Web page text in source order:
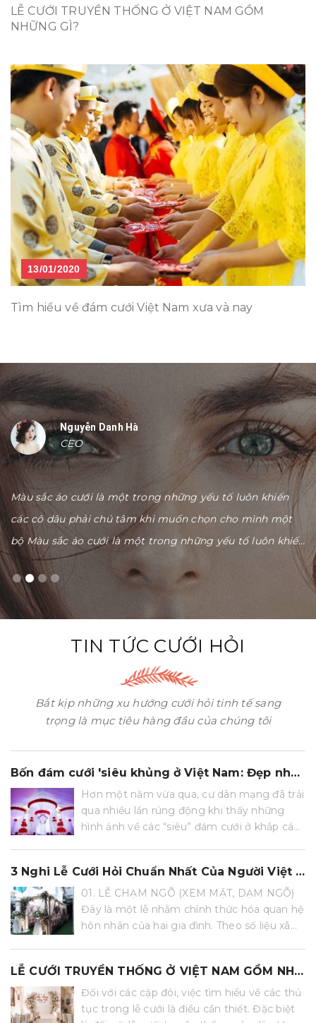
LỄ CƯỚI TRUYỀN THỐNG Ở VIỆT NAM GỒM
NHỮNG GÌ?
13/01/2020
Tìm hiểu về đám cưới Việt Nam xưa và nay
Nguyễn Danh Hà
CEO
Màu sắc áo cưới là một trong những yếu tố luôn khiến
các cô dâu phải chú tâm khi muốn chọn cho mình một
bộ Màu sắc áo cưới là một trong những yếu tố luôn khiến
các cô dâu phải chú tâm khi muốn chọn cho mình một
bộ mình một bộ
TIN TỨC CƯỚI HỎI
Bắt kịp những xu hướng cưới hỏi tinh tế sang
trọng là mục tiêu hàng đầu của chúng tôi
Bốn đám cưới 'siêu khủng ở Việt Nam: Đẹp như mơ, tiền chi như... nước
Hơn một năm vừa qua, cư dân mạng đã trải
qua nhiều lần rúng động khi thấy những
hình ảnh về các “siêu” đám cưới ở khắp các
3 Nghi Lễ Cưới Hỏi Chuẩn Nhất Của Người Việt Nam
01. LỄ CHẠM NGÕ (XEM MẶT, DẠM NGÕ)
Đây là một lễ nhằm chính thức hóa quan hệ
hôn nhân của hai gia đình. Theo số liệu xã
LỄ CƯỚI TRUYỀN THỐNG Ở VIỆT NAM GỒM NHỮNG GÌ?
Đối với các cặp đôi, việc tìm hiểu về các thủ
tục trong lễ cưới là điều cần thiết. Đặc biệt